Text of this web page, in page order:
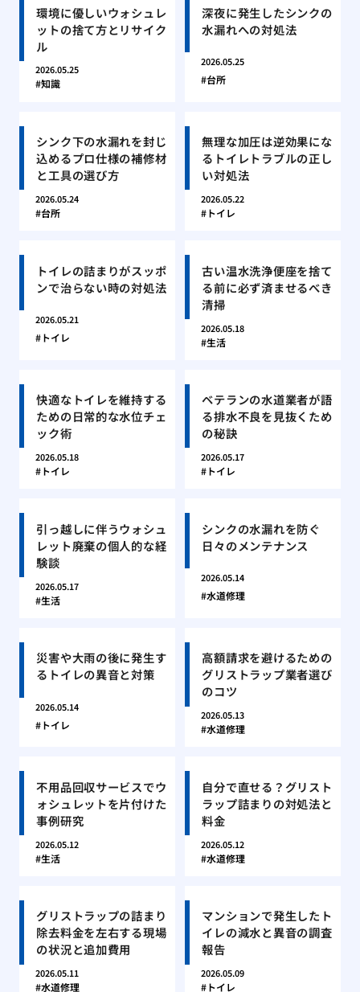
環境に優しいウォシュレ
ットの捨て方とリサイク
ル
2026.05.25
知識
深夜に発生したシンクの
水漏れへの対処法
2026.05.25
台所
シンク下の水漏れを封じ
込めるプロ仕様の補修材
と工具の選び方
2026.05.24
台所
無理な加圧は逆効果にな
るトイレトラブルの正し
い対処法
2026.05.22
トイレ
トイレの詰まりがスッポ
ンで治らない時の対処法
2026.05.21
トイレ
古い温水洗浄便座を捨て
る前に必ず済ませるべき
清掃
2026.05.18
生活
快適なトイレを維持する
ための日常的な水位チェ
ック術
2026.05.18
トイレ
ベテランの水道業者が語
る排水不良を見抜くため
の秘訣
2026.05.17
トイレ
引っ越しに伴うウォシュ
レット廃棄の個人的な経
験談
2026.05.17
生活
シンクの水漏れを防ぐ
日々のメンテナンス
2026.05.14
水道修理
災害や大雨の後に発生す
るトイレの異音と対策
2026.05.14
トイレ
高額請求を避けるための
グリストラップ業者選び
のコツ
2026.05.13
水道修理
不用品回収サービスでウ
ォシュレットを片付けた
事例研究
2026.05.12
生活
自分で直せる？グリスト
ラップ詰まりの対処法と
料金
2026.05.12
水道修理
グリストラップの詰まり
除去料金を左右する現場
の状況と追加費用
2026.05.11
水道修理
マンションで発生したト
イレの減水と異音の調査
報告
2026.05.09
トイレ